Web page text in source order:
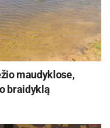
maudyklose,
braidyklą